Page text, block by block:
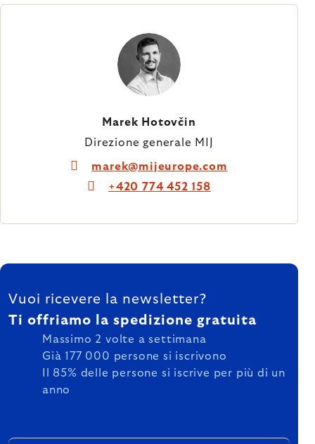
Marek Hotovčin
Direzione generale MIJ
marek@mijeurope.com
+420 774 452 158
FOOTER
Vuoi ricevere la newsletter?
Ti offriamo la spedizione gratuita
Massimo 2 volte a settimana
Già 177 000 persone si iscrivono
Il 85% delle persone si iscrive per più di un
anno